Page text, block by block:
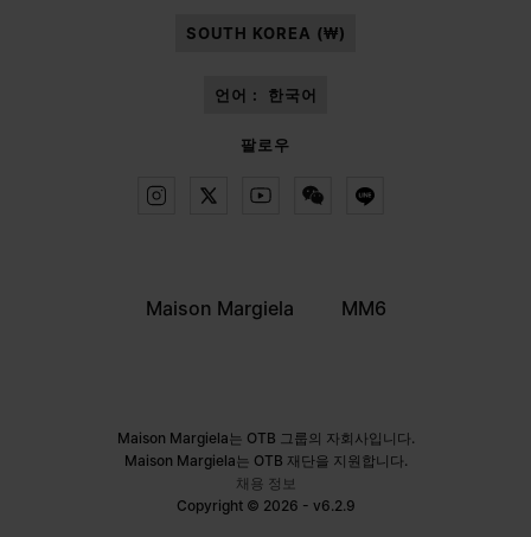
SOUTH KOREA (₩)
언어 : 한국어
팔로우
Maison Margiela MM6
Maison Margiela는 OTB 그룹의 자회사입니다.
Maison Margiela는 OTB 재단을 지원합니다.
채용 정보
Copyright © 2026 - v6.2.9